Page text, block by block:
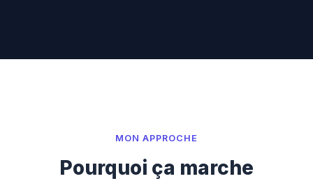
MON APPROCHE
Pourquoi ça marche